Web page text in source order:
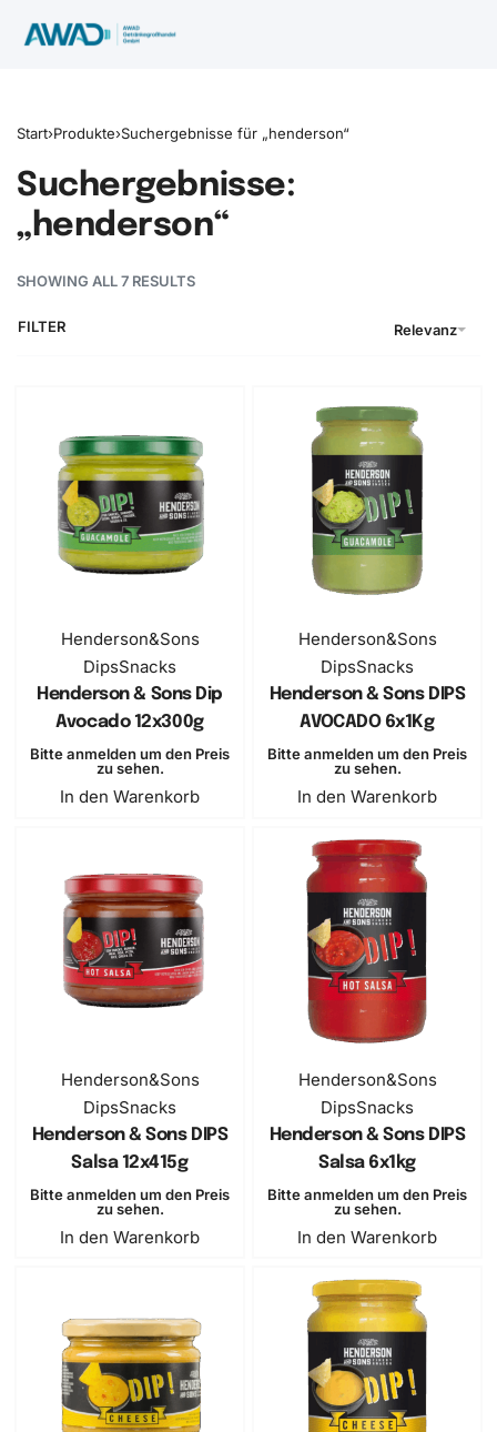
Start›Produkte›Suchergebnisse für „henderson“
Suchergebnisse:
„henderson“
SHOWING ALL 7 RESULTS
Relevanz
FILTER
Henderson&Sons
DipsSnacks
Henderson & Sons Dip
Avocado 12x300g
Bitte anmelden um den Preis
zu sehen.
In den Warenkorb
Henderson&Sons
DipsSnacks
Henderson & Sons DIPS
AVOCADO 6x1Kg
Bitte anmelden um den Preis
zu sehen.
In den Warenkorb
Henderson&Sons
DipsSnacks
Henderson & Sons DIPS
Salsa 12x415g
Bitte anmelden um den Preis
zu sehen.
In den Warenkorb
Henderson&Sons
DipsSnacks
Henderson & Sons DIPS
Salsa 6x1kg
Bitte anmelden um den Preis
zu sehen.
In den Warenkorb